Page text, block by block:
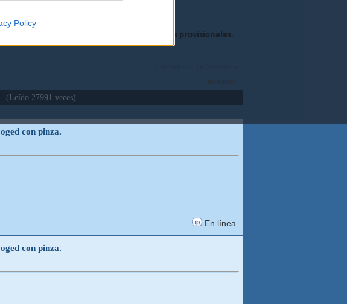
Policy
Parece que ya han salido los destinos provisionales.
IMPRIMIR
(Leído 27991 veces)
con pinza.
En línea
con pinza.